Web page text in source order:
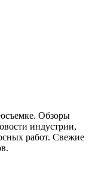
Обзоры
индустрии,
работ. Свежие